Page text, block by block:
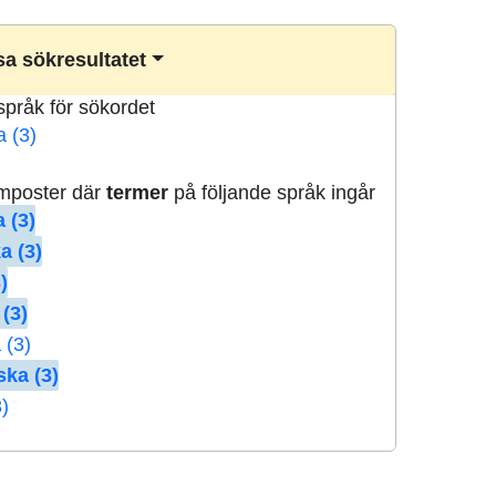
sökresultatet
för sökordet
(3)
därtermer på följande språk ingår
(3)
(3)
(3)
(3)